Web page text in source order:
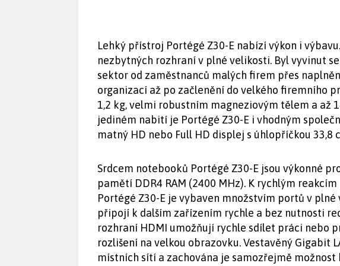
Lehký přístroj Portégé Z30-E nabízí výkon i
nezbytných rozhraní v plné velikosti. Byl vyvinut
sektor od zaměstnanců malých firem přes
organizací až po začlenění do velkého firemního
1,2 kg, velmi robustním magneziovým tělem a až
jediném nabití je Portégé Z30-E i vhodným
matný HD nebo Full HD displej s úhlopříčkou 33,8
Srdcem notebooků Portégé Z30-E jsou výkonné
pamětí DDR4 RAM (2400 MHz). K rychlým
Portégé Z30-E je vybaven množstvím portů v
připojí k dalším zařízením rychle a bez nutnosti
rozhraní HDMI umožňují rychle sdílet práci nebo
rozlišení na velkou obrazovku. Vestavěný Gigabit
místních sítí a zachována je samozřejmě